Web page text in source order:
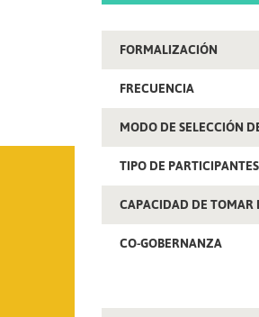
FORMALIZACIÓN
FRECUENCIA
MODO DE SELECCIÓN
TIPO DE PARTICIPANTES
CAPACIDAD DE TOMAR
CO-GOBERNANZA